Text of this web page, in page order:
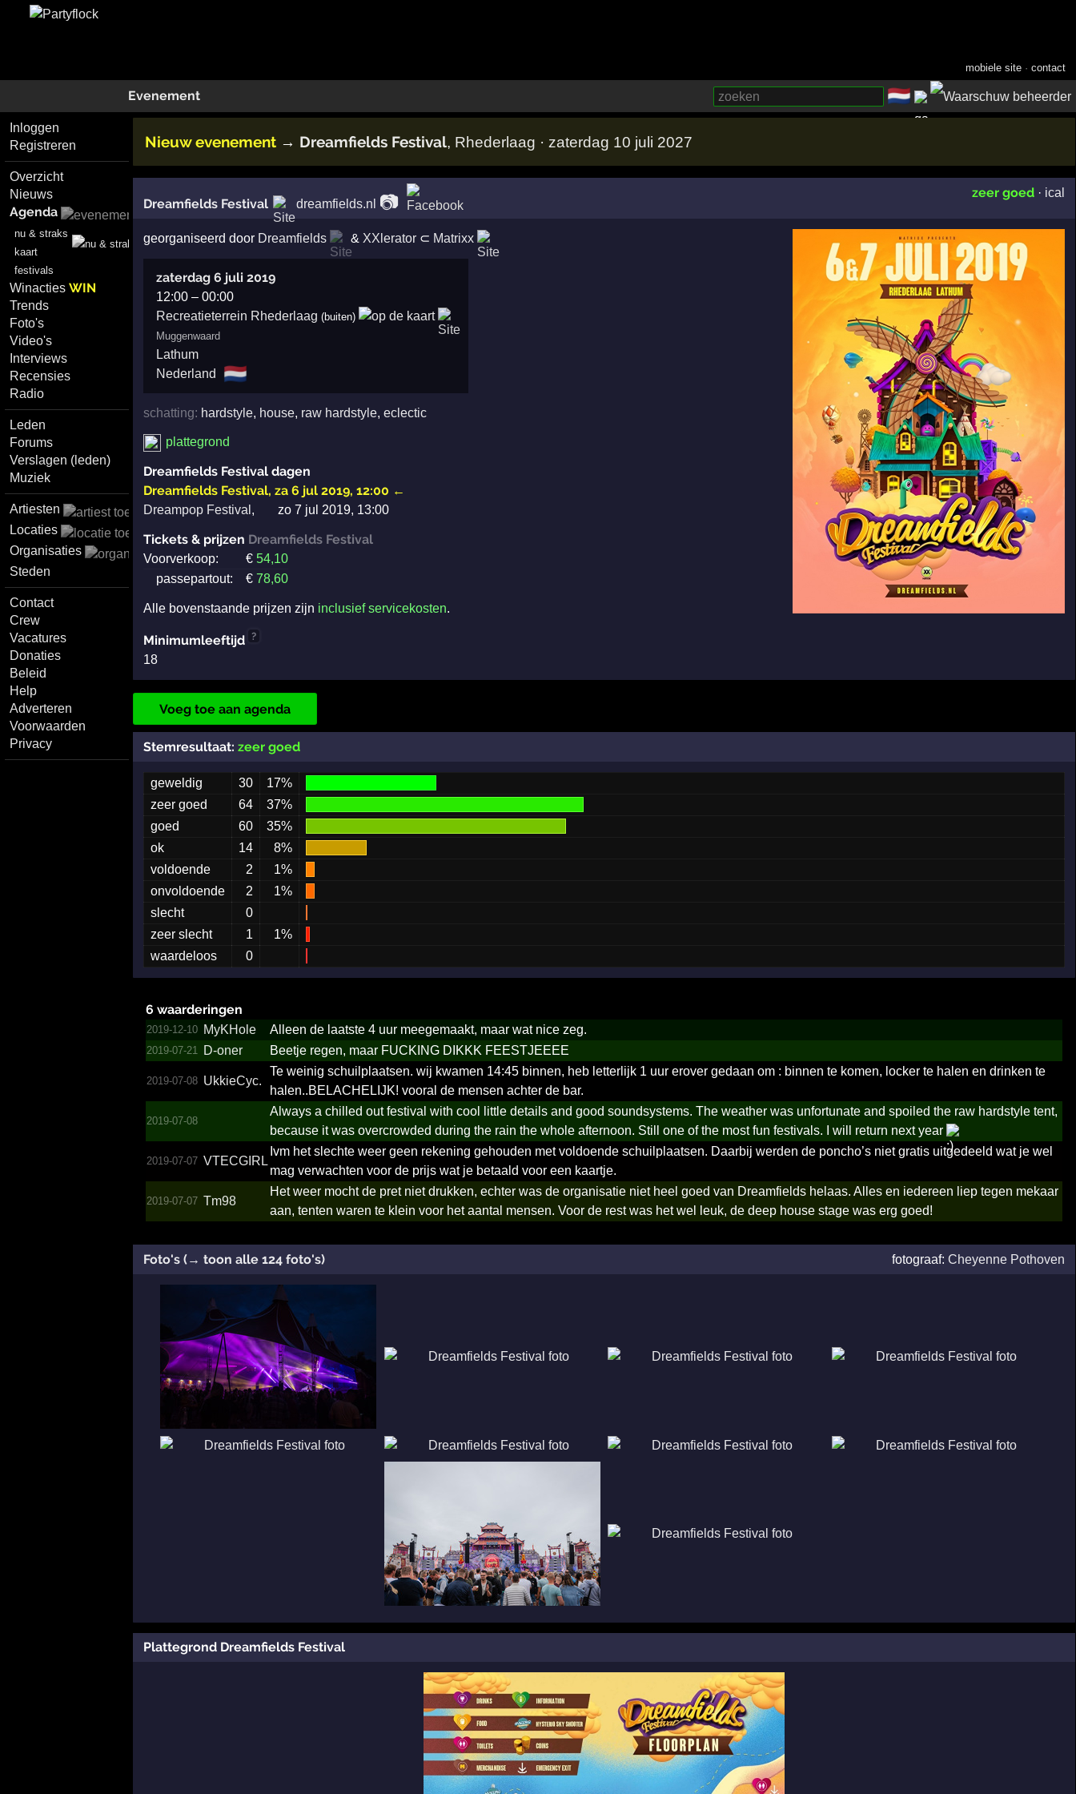
mobiele site ·contact
Evenement 🇳🇱
Inloggen
Registreren
Overzicht
Nieuws
Agenda
nu & straks
kaart
festivals
WinactiesWIN
Trends
Foto's
Video's
Interviews
Recensies
Radio
Leden
Forums
Verslagen (leden)
Muziek
Artiesten
Locaties
Organisaties
Steden
Contact
Crew
Vacatures
Donaties
Beleid
Help
Adverteren
Voorwaarden
Privacy
Nieuw evenement → Dreamfields Festival, Rhederlaag · zaterdag 10 juli 2027
Dreamfields Festival dreamfields.nl 📷 zeer goed · ical
georganiseerd door Dreamfields & XXlerator⊂ Matrixx
zaterdag 6 juli 2019
12:00– 00:00
Recreatieterrein Rhederlaag (buiten)
Muggenwaard
Lathum
Nederland
🇳🇱
schatting: hardstyle, house, raw hardstyle, eclectic
plattegrond
Dreamfields Festival dagen
Dreamfields Festival, za 6 jul 2019, 12:00 ←
Dreampop Festival , zo 7 jul 2019, 13:00
Tickets & prijzen Dreamfields Festival
Voorverkoop: € 54,10
passepartout:
€ 78,60
Alle bovenstaande prijzen zijn inclusief servicekosten.
Minimumleeftijd ?
18
Voeg toe aan agenda
Stemresultaat: zeer goed
geweldig 30
17%
zeer goed
64
37%
goed
60
35%
ok
14
8%
voldoende
2
1%
onvoldoende
2
1%
slecht
0
zeer slecht
1
1%
waardeloos
0
6 waarderingen
2019-12-10 MyKHole Alleen de laatste 4 uur meegemaakt, maar wat nice zeg.
2019-07-21 D-oner Beetje regen, maar FUCKING DIKKK FEESTJEEEE
2019-07-08 UkkieCyc.
Te weinig schuilplaatsen. wij kwamen 14:45 binnen, heb letterlijk 1 uur erover gedaan om : binnen te komen, locker te halen en drinken te
halen..BELACHELIJK! vooral de mensen achter de bar.
2019-07-08
Always a chilled out festival with cool little details and good soundsystems. The weather was unfortunate and spoiled the raw hardstyle tent,
because it was overcrowded during the rain the whole afternoon. Still one of the most fun festivals. I will return next year
2019-07-07 VTECGIRL
Ivm het slechte weer geen rekening gehouden met voldoende schuilplaatsen. Daarbij werden de poncho’s niet gratis uitgedeeld wat je wel
mag verwachten voor de prijs wat je betaald voor een kaartje.
2019-07-07 Tm98
Het weer mocht de pret niet drukken, echter was de organisatie niet heel goed van Dreamfields helaas. Alles en iedereen liep tegen mekaar
aan, tenten waren te klein voor het aantal mensen. Voor de rest was het wel leuk, de deep house stage was erg goed!
Foto's (→ toon alle 124 foto's) fotograaf:Cheyenne Pothoven
Plattegrond Dreamfields Festival